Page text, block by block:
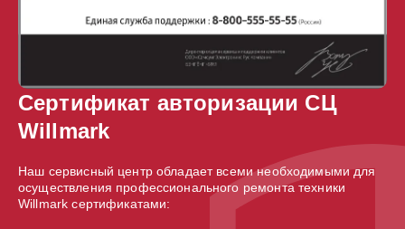
Сертификат авторизации СЦ
Willmark
Наш сервисный центр обладает всеми необходимыми для
осуществления профессионального ремонта техники
Willmark сертификатами: